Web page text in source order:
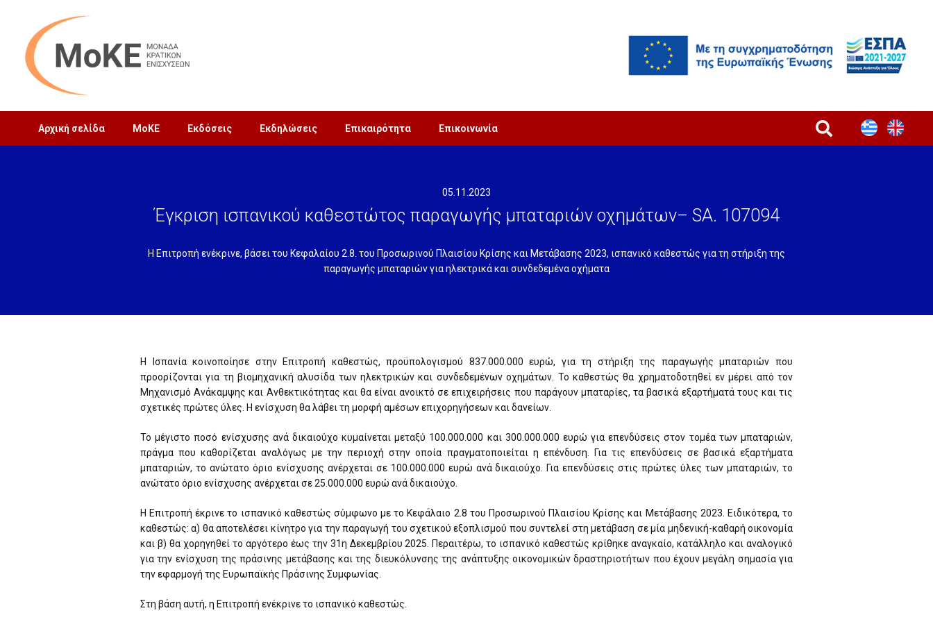
Αρχική σελίδα MoΚΕ Εκδόσεις Εκδηλώσεις Επικαιρότητα Επικοινωνία
05.11.2023
Έγκριση ισπανικού καθεστώτος παραγωγής μπαταριών οχημάτων– SA. 107094
Η Επιτροπή ενέκρινε, βάσει του Κεφαλαίου 2.8. του Προσωρινού Πλαισίου Κρίσης και Μετάβασης 2023, ισπανικό καθεστώς για τη στήριξη της
παραγωγής μπαταριών για ηλεκτρικά και συνδεδεμένα οχήματα
Η Ισπανία κοινοποίησε στην Επιτροπή καθεστώς, προϋπολογισμού 837.000.000 ευρώ, για τη στήριξη της παραγωγής μπαταριών που
προορίζονται για τη βιομηχανική αλυσίδα των ηλεκτρικών και συνδεδεμένων οχημάτων. Το καθεστώς θα χρηματοδοτηθεί εν μέρει από τον
Μηχανισμό Ανάκαμψης και Ανθεκτικότητας και θα είναι ανοικτό σε επιχειρήσεις που παράγουν μπαταρίες, τα βασικά εξαρτήματά τους και τις
σχετικές πρώτες ύλες. Η ενίσχυση θα λάβει τη μορφή αμέσων επιχορηγήσεων και δανείων.
Το μέγιστο ποσό ενίσχυσης ανά δικαιούχο κυμαίνεται μεταξύ 100.000.000 και 300.000.000 ευρώ για επενδύσεις στον τομέα των μπαταριών,
πράγμα που καθορίζεται αναλόγως με την περιοχή στην οποία πραγματοποιείται η επένδυση. Για τις επενδύσεις σε βασικά εξαρτήματα
μπαταριών, το ανώτατο όριο ενίσχυσης ανέρχεται σε 100.000.000 ευρώ ανά δικαιούχο. Για επενδύσεις στις πρώτες ύλες των μπαταριών, το
ανώτατο όριο ενίσχυσης ανέρχεται σε 25.000.000 ευρώ ανά δικαιούχο.
Η Επιτροπή έκρινε το ισπανικό καθεστώς σύμφωνο με το Κεφάλαιο 2.8 του Προσωρινού Πλαισίου Κρίσης και Μετάβασης 2023. Ειδικότερα, το
καθεστώς: α) θα αποτελέσει κίνητρο για την παραγωγή του σχετικού εξοπλισμού που συντελεί στη μετάβαση σε μία μηδενική-καθαρή οικονομία
και β) θα χορηγηθεί το αργότερο έως την 31η Δεκεμβρίου 2025. Περαιτέρω, το ισπανικό καθεστώς κρίθηκε αναγκαίο, κατάλληλο και αναλογικό
για την ενίσχυση της πράσινης μετάβασης και της διευκόλυνσης της ανάπτυξης οικονομικών δραστηριοτήτων που έχουν μεγάλη σημασία για
την εφαρμογή της Ευρωπαϊκής Πράσινης Συμφωνίας.
Στη βάση αυτή, η Επιτροπή ενέκρινε το ισπανικό καθεστώς.